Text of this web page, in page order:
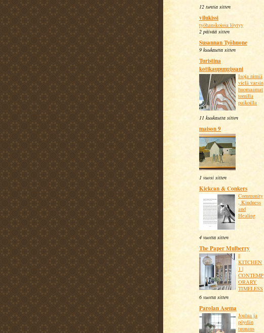
12 tuntia sitten
vilukissi
työhanskoissa löytyy
2 päivää sitten
Susannan Työhuone
9 kuukautta sitten
Turistina
kotikaupungissani
Isoja nimiä
vielä varsin
huomaamat
tomilla
paikoilla
11 kuukautta sitten
maison 9
1 vuosi sitten
Kickcan & Conkers
Community
, Kindness
and
Healing
4 vuotta sitten
The Paper Mulberry
||
KITCHEN
1 |
CONTEMP
ORARY
TIMELESS
6 vuotta sitten
Parolan Asema
Joulua ja
pöydän
tuunaus